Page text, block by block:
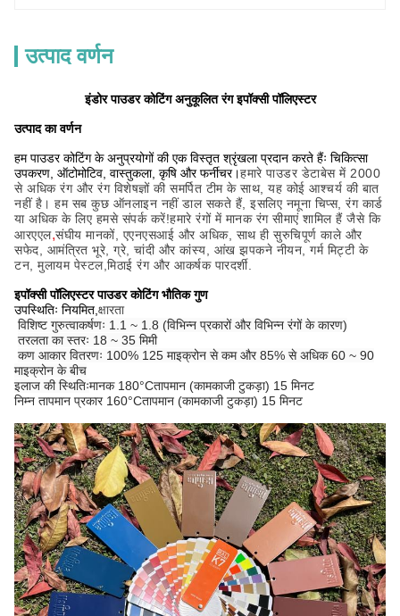
उत्पाद वर्णन
इंडोर पाउडर कोटिंग अनुकूलित रंग इपॉक्सी पॉलिएस्टर
उत्पाद का वर्णन
हम पाउडर कोटिंग के अनुप्रयोगों की एक विस्तृत श्रृंखला प्रदान करते हैंः चिकित्सा
उपकरण, ऑटोमोटिव, वास्तुकला, कृषि और फर्नीचर।हमारे पाउडर डेटाबेस में 2000
से अधिक रंग और रंग विशेषज्ञों की समर्पित टीम के साथ, यह कोई आश्चर्य की बात
नहीं है। हम सब कुछ ऑनलाइन नहीं डाल सकते हैं, इसलिए नमूना चिप्स, रंग कार्ड
या अधिक के लिए हमसे संपर्क करें!हमारे रंगों में मानक रंग सीमाएं शामिल हैं जैसे कि
आरएएल,संघीय मानकों, एएनएसआई और अधिक, साथ ही सुरुचिपूर्ण काले और
सफेद, आमंत्रित भूरे, ग्रे, चांदी और कांस्य, आंख झपकने नीयन, गर्म मिट्टी के
टन, मुलायम पेस्टल,मिठाई रंग और आकर्षक पारदर्शी.
इपॉक्सी पॉलिएस्टर पाउडर कोटिंग भौतिक गुण
उपस्थितिः नियमित, क्षारता
विशिष्ट गुरुत्वाकर्षणः 1.1 ~ 1.8 (विभिन्न प्रकारों और विभिन्न रंगों के कारण)
तरलता का स्तरः 18 ~ 35 मिमी
कण आकार वितरणः 100% 125 माइक्रोन से कम और 85% से अधिक 60 ~ 90
माइक्रोन के बीच
इलाज की स्थितिःमानक 180°Cतापमान (कामकाजी टुकड़ा) 15 मिनट
निम्न तापमान प्रकार 160°Cतापमान (कामकाजी टुकड़ा) 15 मिनट